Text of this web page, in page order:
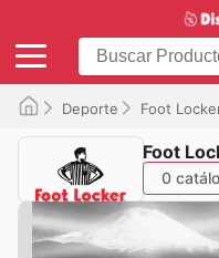
Deporte Foot
Foot
0